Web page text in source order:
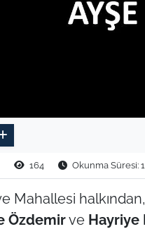
164 Okunma Süresi:
Mahallesi halkından,
Özdemirve Hayriye